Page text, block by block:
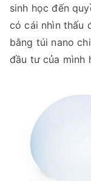
sinh học đến
có cái nhìn thấu
bằng túi nano
đầu tư của mình